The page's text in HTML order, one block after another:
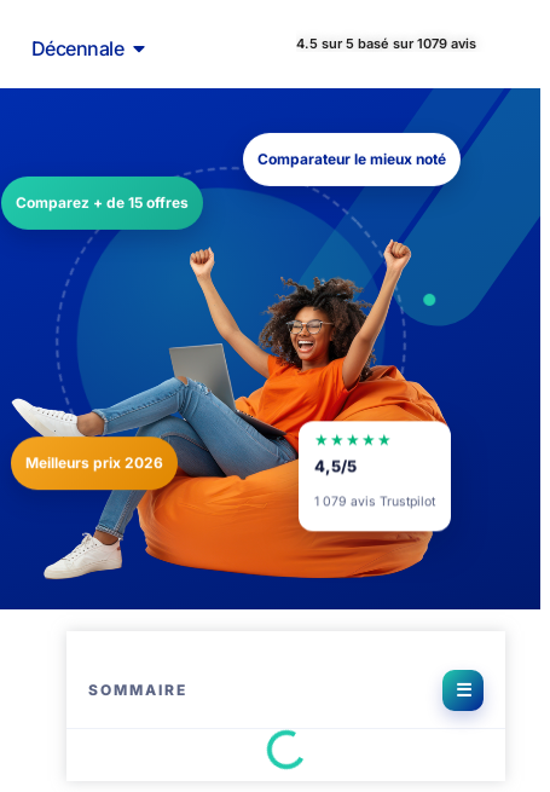
Décennale 4.5 sur 5 basé sur 1079 avis
Comparez + de 15 offres
Meilleurs prix 2026
Comparateur le mieux noté
★★★★★
4,5/5
1 079 avis Trustpilot
SOMMAIRE